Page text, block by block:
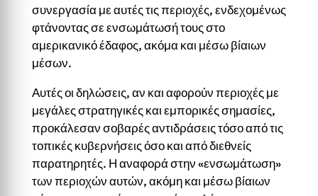
συνεργασία με αυτές τις περιοχές, ενδεχομένως
φτάνοντας σε ενσωμάτωσή τους στο
αμερικανικό έδαφος, ακόμα και μέσω βίαιων
μέσων.
Αυτές οι δηλώσεις, αν και αφορούν περιοχές με
μεγάλες στρατηγικές και εμπορικές σημασίες,
προκάλεσαν σοβαρές αντιδράσεις τόσο από τις
τοπικές κυβερνήσεις όσο και από διεθνείς
παρατηρητές. Η αναφορά στην «ενσωμάτωση»
των περιοχών αυτών, ακόμη και μέσω βίαιων